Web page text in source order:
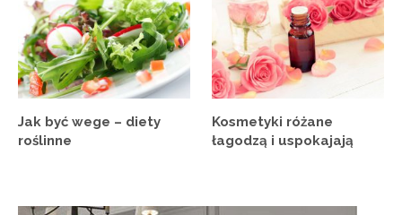
Jak być wege – diety
roślinne
Kosmetyki różane
łagodzą i uspokajają